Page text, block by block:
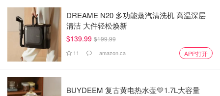
DREAME N20 多功能蒸汽清洗机 高温深层
清洁 大件轻松焕新
$139.99 $199.99
11 amazon.ca APP打开
BUYDEEM 复古黄电热水壶💛1.7L大容量